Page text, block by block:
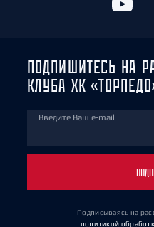
ПОДПИШИТЕСЬ НА
КЛУБА ХК
Введите Ваш e-mail
Подписываясь на
политикой